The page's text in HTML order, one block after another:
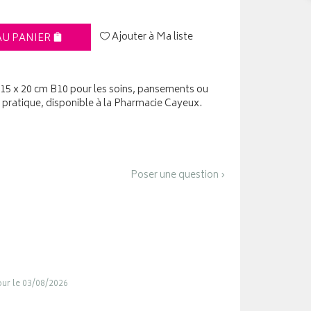
PANIER Ajouter à Ma liste
x 20 cm B10 pour les soins, pansements ou
disponible à la Pharmacie Cayeux.
Poser une question ›
le 03/08/2026